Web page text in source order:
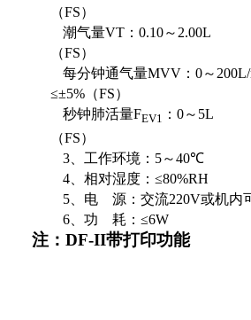
（FS）
潮气量VT ： 0.10～ 2.00L
（FS）
每分钟通气量MVV ： 0～
≤±5% （FS）
秒钟肺活量FEV1 ： 0～ 5L
（FS）
3 、工作环境： 5～40℃
4 、相对湿度：≤80%RH
5 、电 源：交流220V或机内
6 、功 耗：≤6W
注： DF-II带打印功能